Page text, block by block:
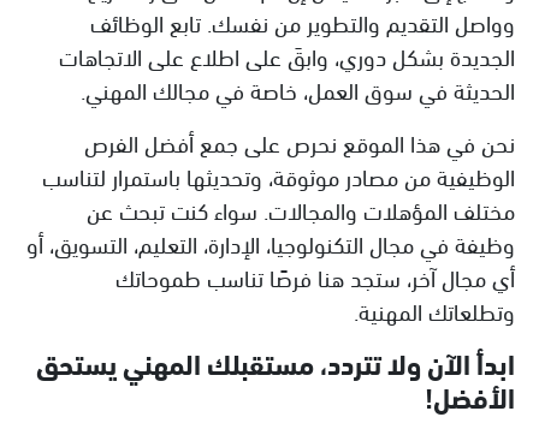
وواصل التقديم والتطوير من نفسك. تابع الوظائف
الجديدة بشكل دوري، وابقَ على اطلاع على الاتجاهات
الحديثة في سوق العمل، خاصة في مجالك المهني.
نحن في هذا الموقع نحرص على جمع أفضل الفرص
الوظيفية من مصادر موثوقة، وتحديثها باستمرار لتناسب
مختلف المؤهلات والمجالات. سواء كنت تبحث عن
وظيفة في مجال التكنولوجيا، الإدارة، التعليم، التسويق، أو
أي مجال آخر، ستجد هنا فرصًا تناسب طموحاتك
وتطلعاتك المهنية.
ابدأ الآن ولا تتردد، مستقبلك المهني يستحق
الأفضل!